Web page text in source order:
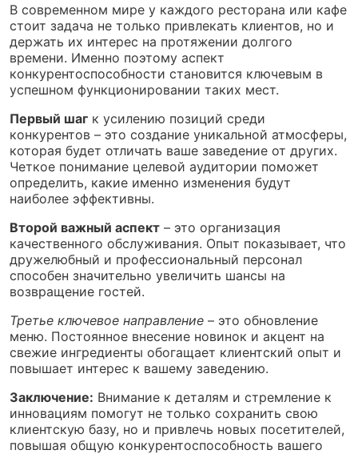
В современном мире у каждого ресторана или кафе
стоит задача не только привлекать клиентов, но и
держать их интерес на протяжении долгого
времени. Именно поэтому аспект
конкурентоспособности становится ключевым в
успешном функционировании таких мест.
Первый шаг к усилению позиций среди
конкурентов – это создание уникальной атмосферы,
которая будет отличать ваше заведение от других.
Четкое понимание целевой аудитории поможет
определить, какие именно изменения будут
наиболее эффективны.
Второй важный аспект – это организация
качественного обслуживания. Опыт показывает, что
дружелюбный и профессиональный персонал
способен значительно увеличить шансы на
возвращение гостей.
Третье ключевое направление – это обновление
меню. Постоянное внесение новинок и акцент на
свежие ингредиенты обогащает клиентский опыт и
повышает интерес к вашему заведению.
Заключение: Внимание к деталям и стремление к
инновациям помогут не только сохранить свою
клиентскую базу, но и привлечь новых посетителей,
повышая общую конкурентоспособность вашего